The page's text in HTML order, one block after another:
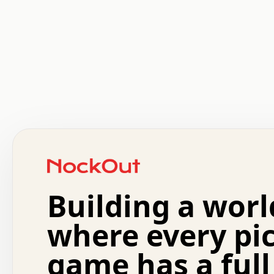
.   +   .   .   o   .   .   .   .   .   .   :   .
.   .   .   o   .   .   .   .   .   .   .   .   x   .
.   .   .   .   +   .   .   .   .   .   .   .   +
.   :   .   .   .   .   .   .   .   .   o   .   .
.   .   .   x   .   .   .   .   .   .   :   .   .   o
.   .   .   .   :   .   .   .   .   o   .   .   .
+   .   .   :   .   .   .   .   .   .   .   .   .
.   .   .   .   .   .   .   :   .   .   .   .   .
Building a
where every
game has a full